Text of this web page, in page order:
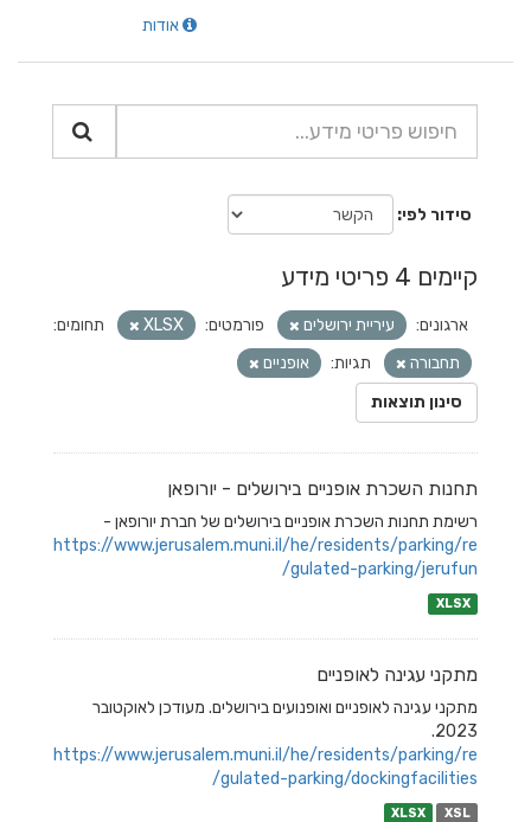
אודות
סידור לפי
קיימים 4 פריטי מידע
ארגונים: עיריית ירושלים פורמטים: XLSX
תחומים:
תחבורה
תגיות:
אופניים
סינון תוצאות
תחנות השכרת אופניים בירושלים - יורופאן
רשימת תחנות השכרת אופניים בירושלים של חברת יורופאן -
https://www.jerusalem.muni.il/he/residents/parking/re
gulated-parking/jerufun/
XLSX
מתקני עגינה לאופניים
מתקני עגינה לאופניים ואופנועים בירושלים. מעודכן לאוקטובר
2023.
https://www.jerusalem.muni.il/he/residents/parking/re
gulated-parking/dockingfacilities/
XLSX XSL